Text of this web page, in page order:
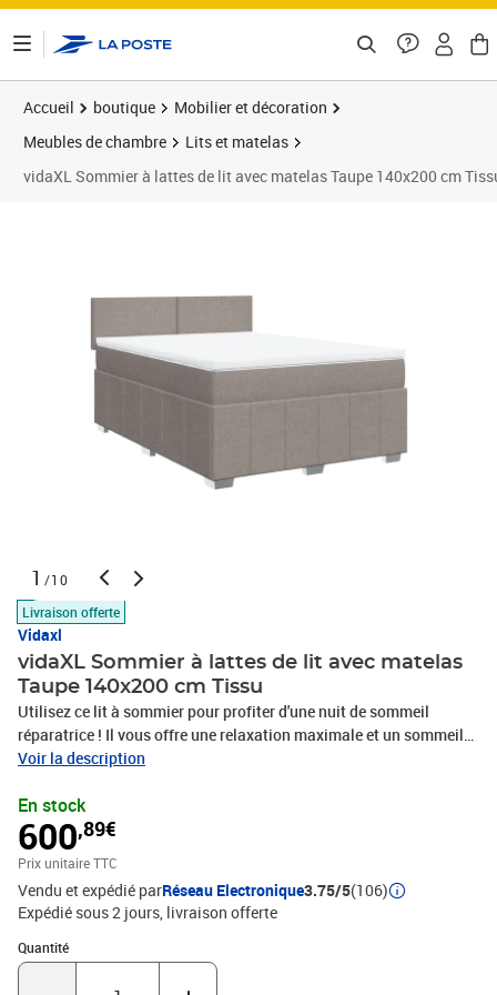
Accueil boutique
Mobilier et décoration
Meubles de chambre
Lits et matelas
vidaXL Sommier à lattes de lit avec matelas Taupe 140x200 cm
1 /10
Livraison offerte
Vidaxl
vidaXL Sommier à lattes de lit avec matelas
Taupe 140x200 cm Tissu
Utilisez ce lit à sommier pour profiter d'une nuit de sommeil
réparatrice ! Il vous offre une relaxation maximale et un sommeil
agréable. Matériau doux et durable : le tissu en polyester allie
une convivialité ultimes.Matelas à ressorts ensachés : ce matelas
à ressorts ensachés comporte des ressorts ensachés individuels
qui fonctionnent indépendamment pour offrir un soutien
personnalisé en réagissant uniquement à la pression exercée dans
chaque zone. Cette conception empêche « l'enroulement » et réduit
le transfert de mouvement par rapport aux matelas traditionnels à
ressorts ouverts. Chaque ressort ensaché soutient le corps
individuellement.Tête de lit réglable en hauteur : la tête de lit est
Voir la description
En stock
600,89€
Prix unitaire TTC
Vendu et expédié parRéseau Electronique3.75/5(106)
Expédié sous 2 jours livraison offerte
Quantité
Quantité : 1